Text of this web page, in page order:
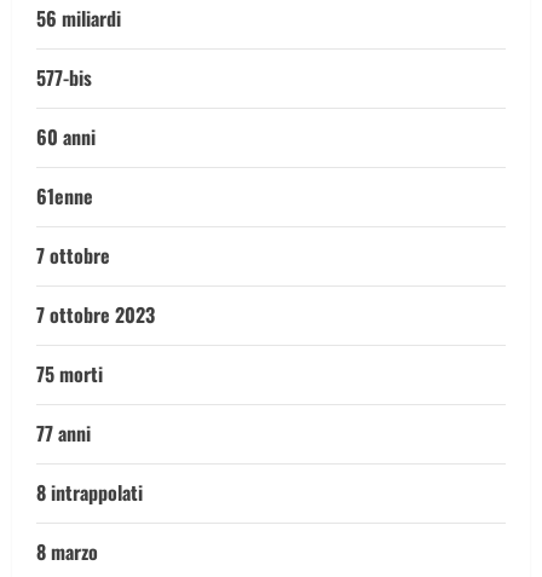
56 miliardi
577-bis
60 anni
61enne
7 ottobre
7 ottobre 2023
75 morti
77 anni
8 intrappolati
8 marzo